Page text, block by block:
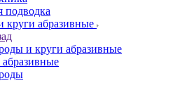
подводка
круги абразивные
и круги абразивные